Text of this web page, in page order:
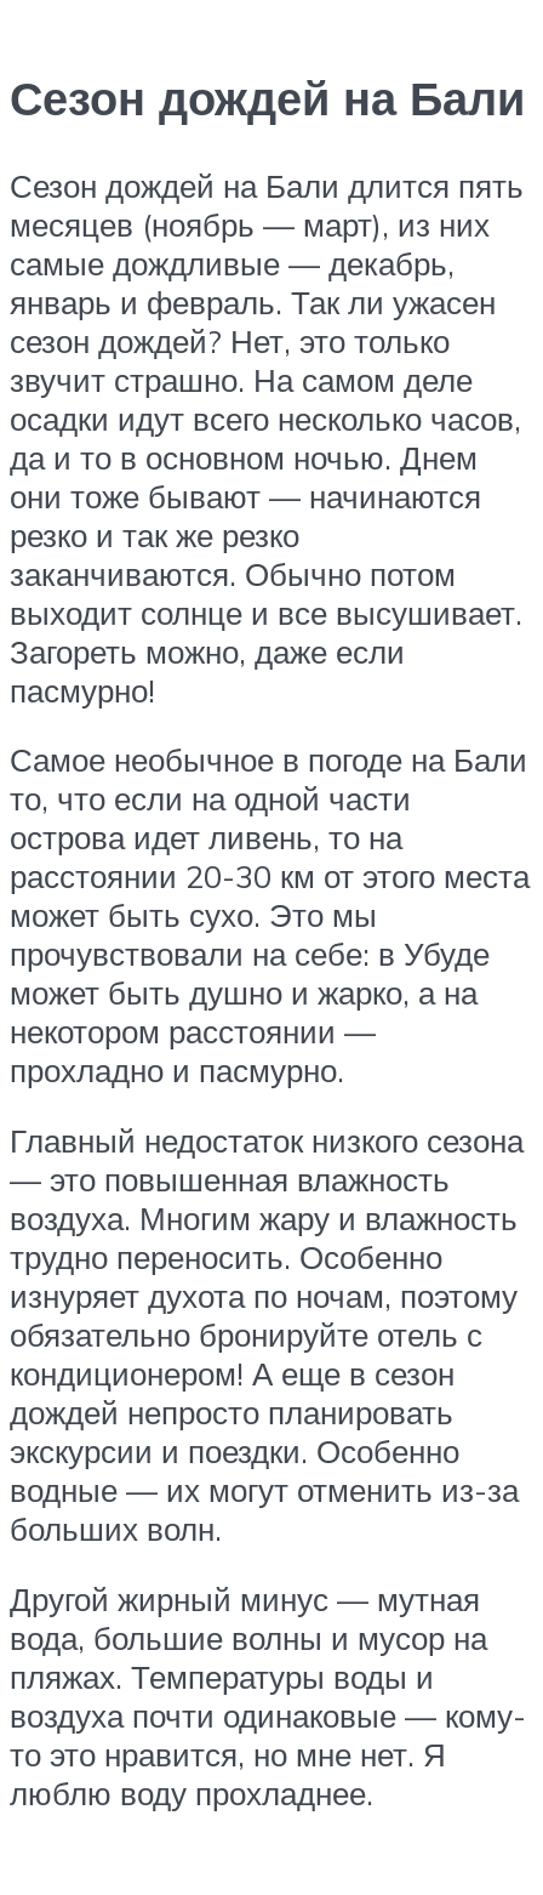
Сезон дождей на Бали
Сезон дождей на Бали длится пять
месяцев (ноябрь — март), из них
самые дождливые — декабрь,
январь и февраль. Так ли ужасен
сезон дождей? Нет, это только
звучит страшно. На самом деле
осадки идут всего несколько часов,
да и то в основном ночью. Днем
они тоже бывают — начинаются
резко и так же резко
заканчиваются. Обычно потом
выходит солнце и все высушивает.
Загореть можно, даже если
пасмурно!
Самое необычное в погоде на Бали
то, что если на одной части
острова идет ливень, то на
расстоянии 20-30 км от этого места
может быть сухо. Это мы
прочувствовали на себе: в Убуде
может быть душно и жарко, а на
некотором расстоянии —
прохладно и пасмурно.
Главный недостаток низкого сезона
— это повышенная влажность
воздуха. Многим жару и влажность
трудно переносить. Особенно
изнуряет духота по ночам, поэтому
обязательно бронируйте отель с
кондиционером! А еще в сезон
дождей непросто планировать
экскурсии и поездки. Особенно
водные — их могут отменить из-за
больших волн.
Другой жирный минус — мутная
вода, большие волны и мусор на
пляжах. Температуры воды и
воздуха почти одинаковые — кому-
то это нравится, но мне нет. Я
люблю воду прохладнее.